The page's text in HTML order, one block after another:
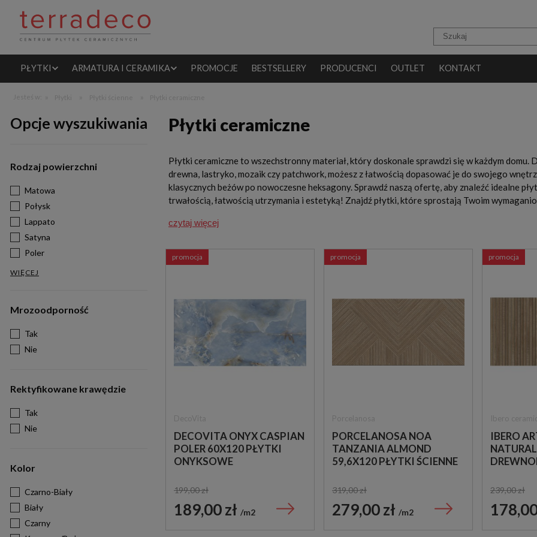
PŁYTKI ARMATURA I CERAMIKA PROMOCJE BESTSELLERY PRODUCENCI OUTLET KONTAKT
Opcje wyszukiwania
Rodzaj powierzchni
Matowa
Połysk
Lappato
Satyna
Poler
WIĘCEJ
Mrozoodporność
Tak
Nie
Rektyfikowane krawędzie
Tak
Nie
Kolor
Czarno-Biały
Biały
Czarny
Płytki ceramiczne
Płytki ceramiczne to wszechstronny materiał, który doskonale sprawdzi się w każdym
drewna, lastryko, mozaik czy patchwork, możesz z łatwością dopasować je do swojego
klasycznych beżów po nowoczesne heksagony. Sprawdź naszą ofertę, aby znaleźć idealne
trwałością, łatwością utrzymania i estetyką! Znajdź płytki, które sprostają Twoim
czytaj więcej
DECOVITA ONYX CASPIAN
POLER 60X120 PŁYTKI
ONYKSOWE
199,00 zł
189,00 zł m2
promocja
PORCELANOSA NOA
TANZANIA ALMOND
59,6X120 PŁYTKI ŚCIENNE
319,00 zł
279,00 zł m2
promocja
IBERO
239,00 zł
promocja